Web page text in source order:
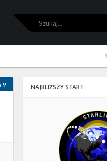
Szukaj
9 NAJBLIŻSZY START